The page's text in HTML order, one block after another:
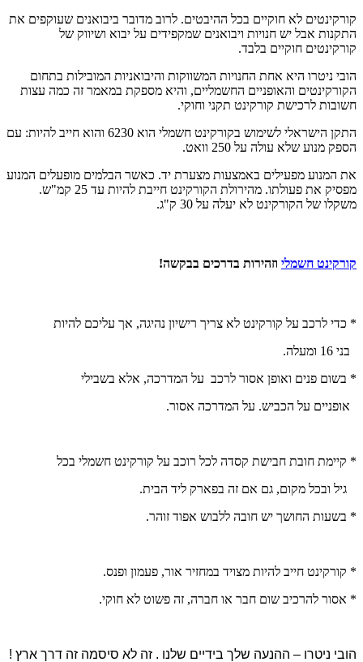
קורקינטים לא חוקיים בכל ההיבטים. לרוב מדובר ביבואנים שעוקפים את
התקנות אבל יש חנויות ויבואנים שמקפידים על יבוא ושיווק של
קורקינטים חוקיים בלבד.
הובי ניטרו היא אחת החנויות המשווקות והיבואניות המובילות בתחום
הקורקינטים והאופניים החשמליים, והיא מספקת במאמר זה כמה עצות
חשובות לרכישת קורקינט תקני וחוקי.
התקן הישראלי לשימוש בקורקינט חשמלי הוא 6230 והוא חייב להיות: עם
הספק מנוע שלא עולה על 250 וואט.
את המנוע מפעילים באמצעות מצערת יד. כאשר הבלמים מופעלים המנוע
מפסיק את פעולתו. מהירולת הקורקינט חייבת להיות עד 25 קמ"ש.
משקלו של הקורקינט לא יעלה על 30 ק"ג.
קורקינט חשמלי וזהירות בדרכים בבקשה!
* כדי לרכב על קורקינט לא צריך רישיון נהיגה, אך עליכם להיות
בני 16 ומעלה.
* בשום פנים ואופן אסור לרכב על המדרכה, אלא בשבילי
אופניים על הכביש. על המדרכה אסור.
* קיימת חובת חבישת קסדה לכל רוכב על קורקינט חשמלי בכל
גיל ובכל מקום, גם אם זה בפארק ליד הבית.
* בשעות החושך יש חובה ללבוש אפוד זוהר.
* קורקינט חייב להיות מצויד במחזיר אור, פעמון ופנס.
* אסור להרכיב שום חבר או חברה, זה פשוט לא חוקי.
הובי ניטרו – ההנעה שלך בידיים שלנו . זה לא סיסמה זה דרך ארץ !